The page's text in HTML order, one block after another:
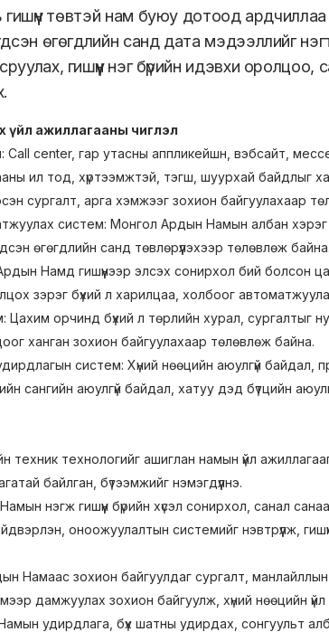
төвтэй нам буюу дотоод ардчиллаа
өгөгдлийн санд дата мэдээллийг
гишүүн нэг бүрийн идэвхи оролцоо,
үйл ажиллагааны чиглэл
Call center, гар утасны аппликейшн, вэбсайт,
ил тод, хүртээмжтэй, тэгш, шуурхай байдлыг
сургалт, арга хэмжээг зохион байгуулахаар
систем: Монгол Ардын Намын албан хэрэг
өгөгдлийн санд төвлөрүүлэхээр төлөвлөж байна.
Намд гишүүнээр элсэх сонирхол бий болсон
зэрэг бүхий л харилцаа, холбоог
орчинд бүхий л төрлийн хурал, сургалтыг
ханган зохион байгуулахаар төлөвлөж байна.
систем: Хүний нөөцийн аюулгүй байдал,
сангийн аюулгүй байдал, хатуу дэд бүтцийн
техник технологийг ашиглан намын үйл
байлган, бүтээмжийг нэмэгдүүлнэ.
нэгж гишүүн бүрийн хүсэл сонирхол, санал
оноожуулалтын системийг нэвтрүүлж,
Намаас зохион байгуулдаг сургалт,
дамжуулах зохион байгуулж, хүний нөөцийн
удирдлага, бүх шатны удирдах, сонгуульт